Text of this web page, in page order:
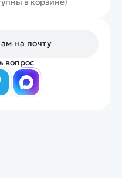
на почту
вопрос